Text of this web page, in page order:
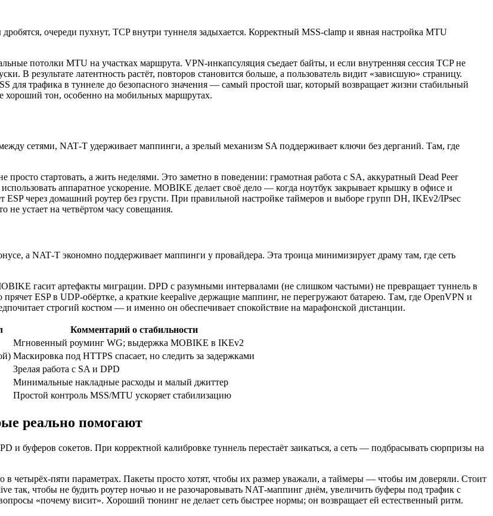
очереди пухнут, TCP внутри туннеля задыхается. Корректный MSS‑clamp и явная настройка MTU
потолки MTU на участках маршрута. VPN‑инкапсуляция съедает байты, и если внутренняя сессия TCP не
В результате латентность растёт, повторов становится больше, а пользователь видит «зависшую» страницу.
для трафика в туннеле до безопасного значения — самый простой шаг, который возвращает жизни стабильный
хороший тон, особенно на мобильных маршрутах.
сетями, NAT‑T удерживает маппинги, а зрелый механизм SA поддерживает ключи без дерганий. Там, где
стартовать, а жить неделями. Это заметно в поведении: грамотная работа с SA, аккуратный Dead Peer
аппаратное ускорение. MOBIKE делает своё дело — когда ноутбук закрывает крышку в офисе и
ESP через домашний роутер без грусти. При правильной настройке таймеров и выборе групп DH, IKEv2/IPsec
не устает на четвёртом часу совещания.
а NAT‑T экономно поддерживает маппинги у провайдера. Эта троица минимизирует драму там, где сеть
гасит артефакты миграции. DPD с разумными интервалами (не слишком частыми) не превращает туннель в
ESP в UDP‑обёртке, а краткие keepalive держащие маппинг, не перегружают батарею. Там, где OpenVPN и
строгий костюм — и именно он обеспечивает спокойствие на марафонской дистанции.
Комментарий о стабильности
Мгновенный роуминг WG; выдержка MOBIKE в IKEv2
Маскировка под HTTPS спасает, но следить за задержками
Зрелая работа с SA и DPD
Минимальные накладные расходы и малый джиттер
Простой контроль MSS/MTU ускоряет стабилизацию
реально помогают
буферов сокетов. При корректной калибровке туннель перестаёт заикаться, а сеть — подбрасывать сюрпризы на
четырёх‑пяти параметрах. Пакеты просто хотят, чтобы их размер уважали, а таймеры — чтобы им доверяли. Стоит
так, чтобы не будить роутер ночью и не разочаровывать NAT‑маппинг днём, увеличить буферы под трафик с
«почему висит». Хороший тюнинг не делает сеть быстрее нормы; он возвращает ей естественный ритм.